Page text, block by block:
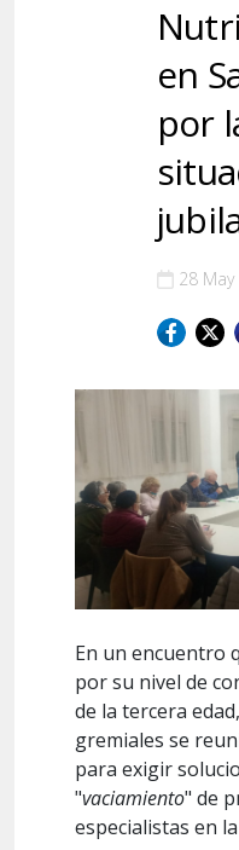
en
por
28
En un encuentro
por su nivel de
de la tercera
gremiales se
para exigir
"vaciamiento" de
especialistas en